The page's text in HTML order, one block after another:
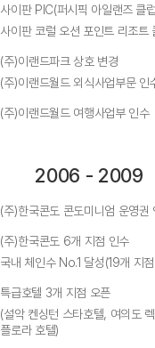
사이판 PIC(퍼시픽 아일랜즈 클
사이판 코럴 오션 포인트 리조트
(주)이랜드파크 상호 변경
(주)이랜드월드 외식사업부문 인
(주)이랜드월드 여행사업부 인수
2006 - 2009
(주)한국콘도 콘도미니엄 운영권
(주)한국콘도 6개 지점 인수
국내 체인수 No.1 달성(19개 지
특급호텔 3개 지점 오픈
(설악 켄싱턴 스타호텔, 여의도
플로라 호텔)